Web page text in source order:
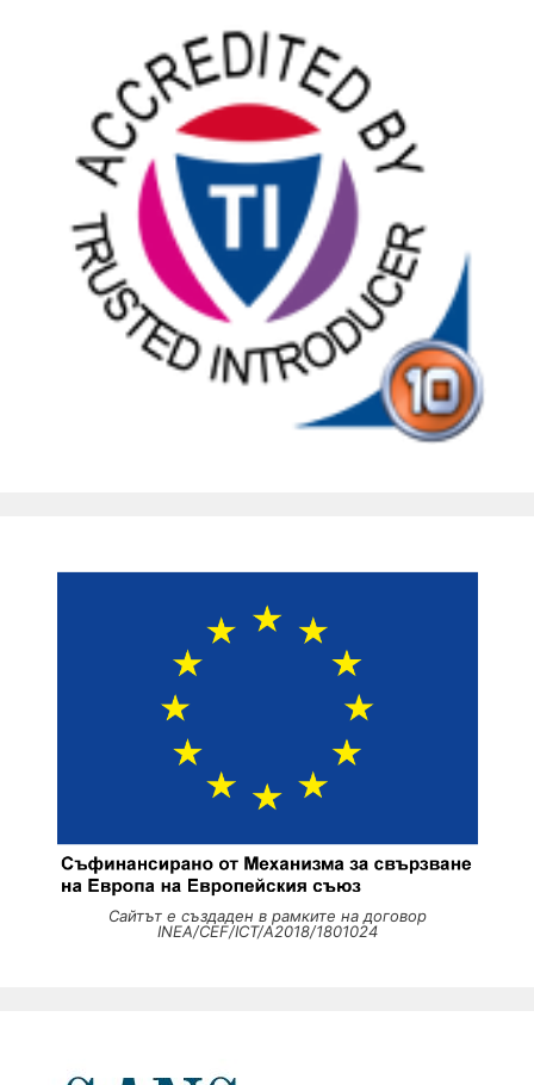
Сайтът е създаден в рамките на договор
INEA/CEF/ICT/A2018/1801024